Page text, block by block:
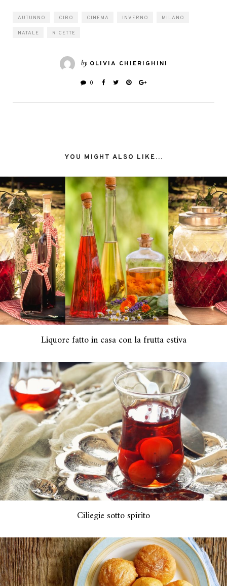
AUTUNNO CIBO CINEMA INVERNO MILANO
NATALE RICETTE
by OLIVIA CHIERIGHINI
0
YOU MIGHT ALSO LIKE...
Liquore fatto in casa con la frutta estiva
Ciliegie sotto spirito